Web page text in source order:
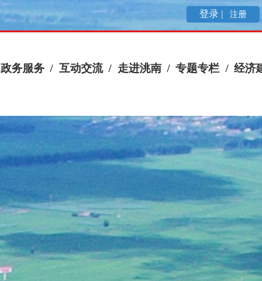
登录 | 注册
政务服务 / 互动交流 / 走进洮南 / 专题专栏 / 经济